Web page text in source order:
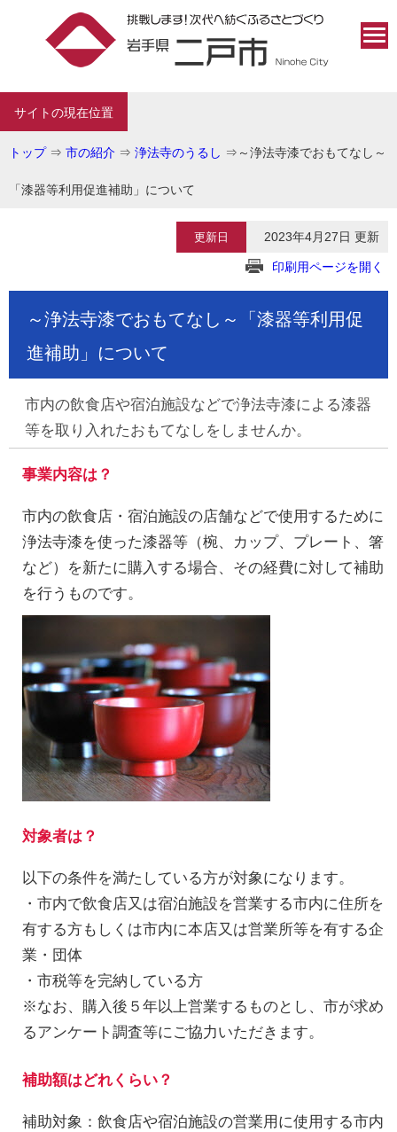
サイトの現在位置
トップ⇒ 市の紹介 ⇒ 浄法寺のうるし ⇒ ～浄法寺漆でおもてなし～
「漆器等利用促進補助」について
更新日 2023年4月27日 更新
印刷用ページを開く
～浄法寺漆でおもてなし～「漆器等利用促
進補助」について
市内の飲食店や宿泊施設などで浄法寺漆による漆器
等を取り入れたおもてなしをしませんか。
事業内容は？
市内の飲食店・宿泊施設の店舗などで使用するために
浄法寺漆を使った漆器等（椀、カップ、プレート、箸
など）を新たに購入する場合、その経費に対して補助
を行うものです。
対象者は？
以下の条件を満たしている方が対象になります。
・市内で飲食店又は宿泊施設を営業する市内に住所を
有する方もしくは市内に本店又は営業所等を有する企
業・団体
・市税等を完納している方
※なお、購入後５年以上営業するものとし、市が求め
るアンケート調査等にご協力いただきます。
補助額はどれくらい？
補助対象：飲食店や宿泊施設の営業用に使用する市内